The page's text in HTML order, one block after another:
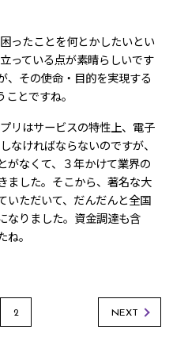
ったことを何とかしたいとい
っている点が素晴らしいです
、その使命・目的を実現する
とですね。
リはサービスの特性上、電子
なければならないのですが、
がなくて、３年かけて業界の
ました。そこから、著名な大
いただいて、だんだんと全国
なりました。資金調達も含
。
2 NEXT